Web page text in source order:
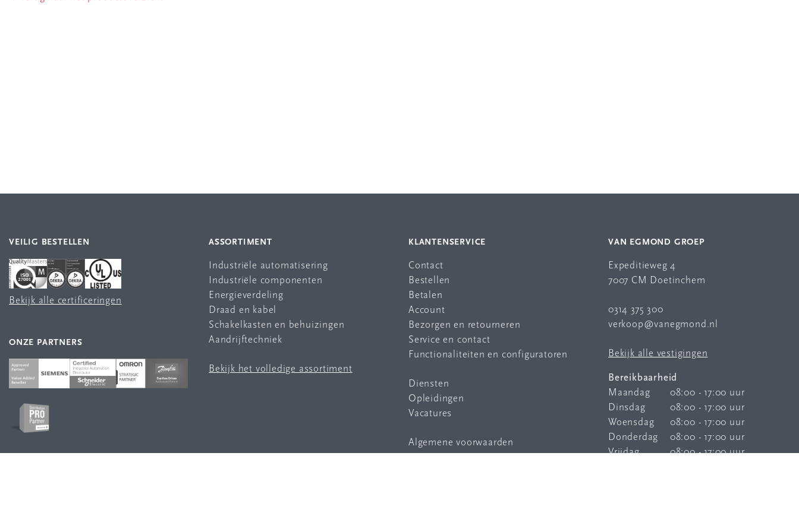
VEILIG BESTELLEN
Bekijk alle certificeringen
ONZE PARTNERS
ASSORTIMENT
Industriële automatisering
Industriële componenten
Energieverdeling
Draad en kabel
Schakelkasten en behuizingen
Aandrijftechniek
Bekijk het volledige assortiment
KLANTENSERVICE
Contact
Bestellen
Betalen
Account
Bezorgen en retourneren
Service en contact
Functionaliteiten en configuratoren
Diensten
Opleidingen
Vacatures
Algemene voorwaarden
VAN EGMOND GROEP
Expeditieweg 4
7007 CM Doetinchem
0314 375 300
verkoop@vanegmond.nl
Bekijk alle vestigingen
Bereikbaarheid
Maandag
08:00 - 17:00 uur
Dinsdag
08:00 - 17:00 uur
Woensdag
08:00 - 17:00 uur
Donderdag
08:00 - 17:00 uur
Vrijdag
08:00 - 17:00 uur